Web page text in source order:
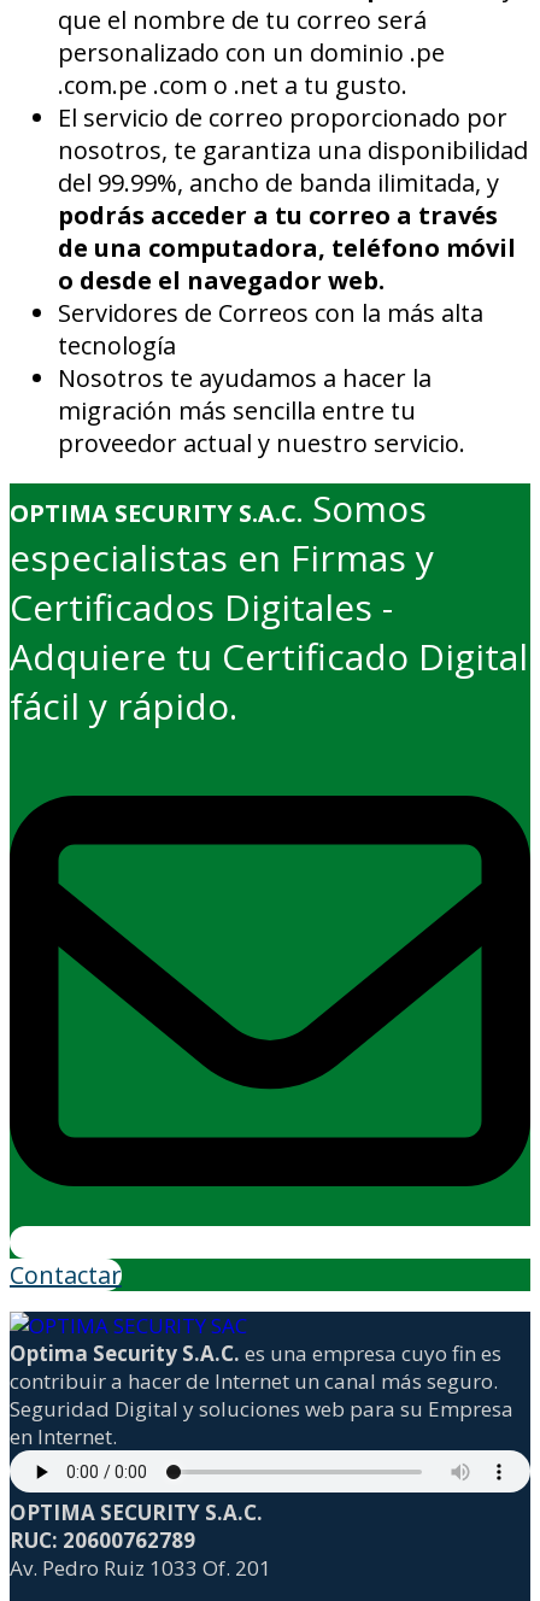
que el nombre de tu correo será
personalizado con un dominio .pe
.com.pe .com o .net a tu gusto.
El servicio de correo proporcionado por
nosotros, te garantiza una disponibilidad
del 99.99%, ancho de banda ilimitada, y
podrás acceder a tu correo a través
de una computadora, teléfono móvil
o desde el navegador web.
Servidores de Correos con la más alta
tecnología
Nosotros te ayudamos a hacer la
migración más sencilla entre tu
proveedor actual y nuestro servicio.
OPTIMA SECURITY S.A.C. Somos
especialistas en Firmas y
Certificados Digitales -
Adquiere tu Certificado Digital
fácil y rápido.
Contactar
Optima Security S.A.C. es una empresa cuyo fin es
contribuir a hacer de Internet un canal más seguro.
Seguridad Digital y soluciones web para su Empresa
en Internet.
OPTIMA SECURITY S.A.C.
RUC: 20600762789
Av. Pedro Ruiz 1033 Of. 201